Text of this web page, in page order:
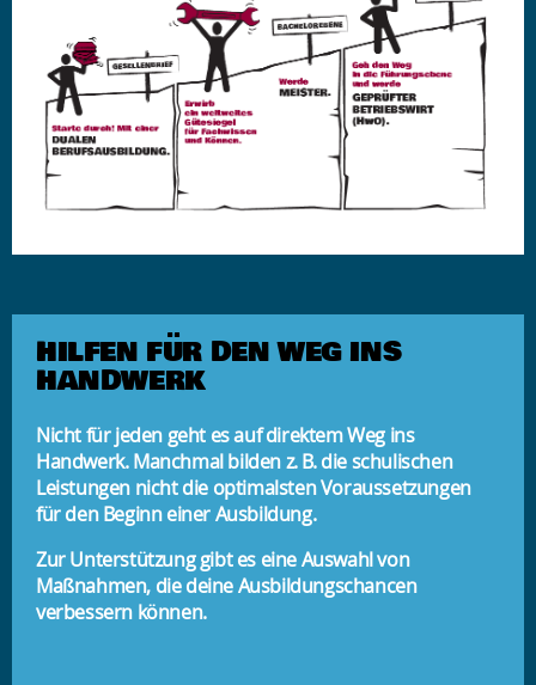
HILFEN FÜR DEN WEG INS
HANDWERK
Nicht für jeden geht es auf direktem Weg ins
Handwerk. Manchmal bilden z. B. die schulischen
Leistungen nicht die optimalsten Voraussetzungen
für den Beginn einer Ausbildung.
Zur Unterstützung gibt es eine Auswahl von
Maßnahmen, die deine Ausbildungschancen
verbessern können.